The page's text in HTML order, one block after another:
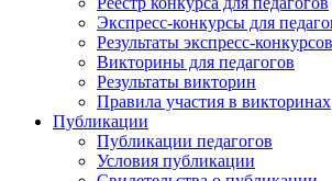
Экспресс-конкурсы для
Результаты экспресс-
Викторины для педагогов
Результаты викторин
Правила участия в викторинах
Публикации
Публикации педагогов
Условия публикации